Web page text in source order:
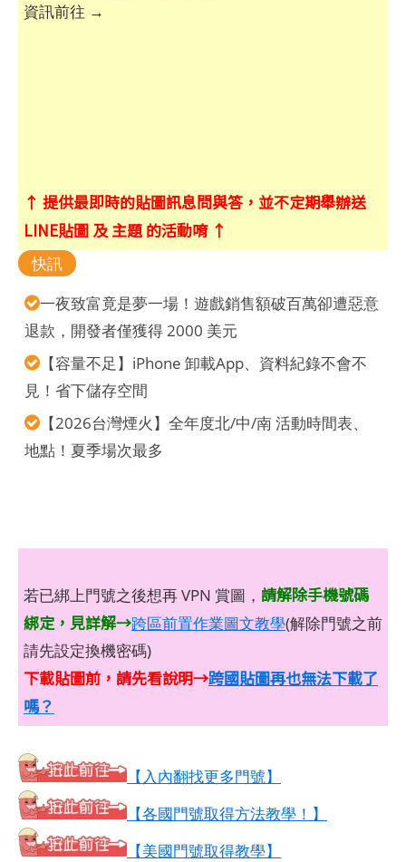
資訊前往 →
↑ 提供最即時的貼圖訊息問與答，並不定期舉辦送
LINE貼圖 及 主題 的活動唷 ↑
快訊
一夜致富竟是夢一場！遊戲銷售額破百萬卻遭惡意
退款，開發者僅獲得 2000 美元
【容量不足】iPhone 卸載App、資料紀錄不會不
見！省下儲存空間
【2026台灣煙火】全年度北/中/南 活動時間表、
地點！夏季場次最多
若已綁上門號之後想再 VPN 賞圖， 請解除手機號碼
綁定，見詳解→跨區前置作業圖文教學(解除門號之前
請先設定換機密碼)
下載貼圖前，請先看說明→跨國貼圖再也無法下載了
嗎？
【入內翻找更多門號】
【各國門號取得方法教學！】
【美國門號取得教學】